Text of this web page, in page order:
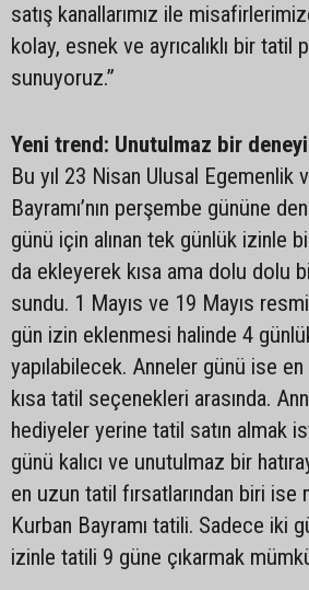
satış kanallarımız ile
kolay, esnek ve ayrıcalıklı bir tatil
sunuyoruz.”
Yeni trend: Unutulmaz bir
Bu yıl 23 Nisan Ulusal Egemenlik
Bayramı’nın perşembe gününe
günü için alınan tek günlük izinle
da ekleyerek kısa ama dolu dolu
sundu. 1 Mayıs ve 19 Mayıs
gün izin eklenmesi halinde 4
yapılabilecek. Anneler günü ise
kısa tatil seçenekleri arasında.
hediyeler yerine tatil satın almak
günü kalıcı ve unutulmaz bir
en uzun tatil fırsatlarından biri ise
Kurban Bayramı tatili. Sadece iki
izinle tatili 9 güne çıkarmak